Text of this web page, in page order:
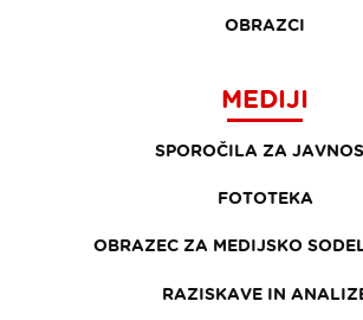
OBRAZCI
MEDIJI
SPOROČILA ZA
FOTOTEKA
OBRAZEC ZA MEDIJSKO
RAZISKAVE IN